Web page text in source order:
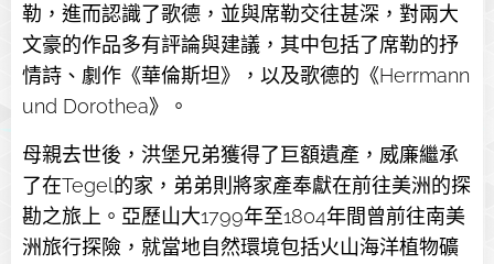
勒，進而認識了歌德，並與席勒交往甚深，對兩大
文豪的作品多有評論與建議，其中包括了席勒的抒
情詩、劇作《華倫斯坦》，以及歌德的《Herrmann
und Dorothea》。
母親去世後，洪堡兄弟獲得了巨額遺產，威廉繼承
了在Tegel的家，弟弟則將家產奉獻在前往美洲的探
勘之旅上。亞歷山大1799年至1804年間曾前往南美
洲旅行探險，就當地自然環境包括火山海洋植物礦